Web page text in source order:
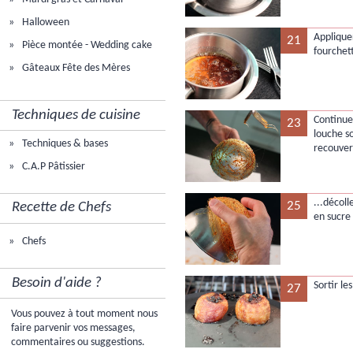
Halloween
Pièce montée - Wedding cake
Gâteaux Fête des Mères
Techniques de cuisine
Techniques & bases
C.A.P Pâtissier
Recette de Chefs
Chefs
Besoin d'aide ?
Vous pouvez à tout moment nous
faire parvenir vos messages,
commentaires ou suggestions.
21
23
louche
25
en
27 Sortir